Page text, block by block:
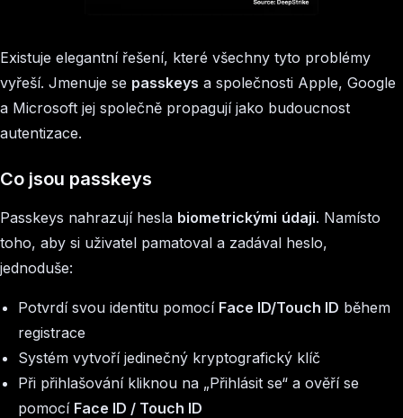
Existuje elegantní řešení, které všechny tyto problémy
vyřeší. Jmenuje se passkeys a společnosti Apple, Google
a Microsoft jej společně propagují jako budoucnost
autentizace.
Co jsou passkeys
Passkeys nahrazují hesla biometrickými údaji. Namísto
toho, aby si uživatel pamatoval a zadával heslo,
jednoduše:
Potvrdí svou identitu pomocí Face ID/Touch ID během
registrace
Systém vytvoří jedinečný kryptografický klíč
Při přihlašování kliknou na „Přihlásit se“ a ověří se
pomocí Face ID / Touch ID